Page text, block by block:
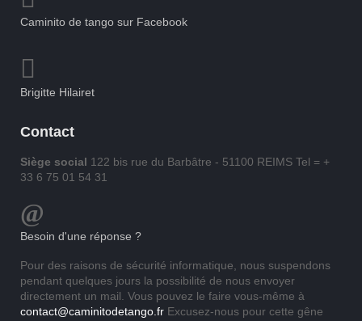
Caminito de tango sur Facebook
Brigitte Hilairet
Contact
Siège social 122 bis rue du Barbâtre - 51100 REIMS Tel = +
33 6 75 01 54 31
Besoin d'une réponse ?
Pour des raisons de sécurité informatique, nous suspendons
pendant quelques jours la possibilité de nous envoyer
directement un mail. Vous pouvez le faire vous-même à
contact@caminitodetango.fr Excusez-nous pour cette gêne